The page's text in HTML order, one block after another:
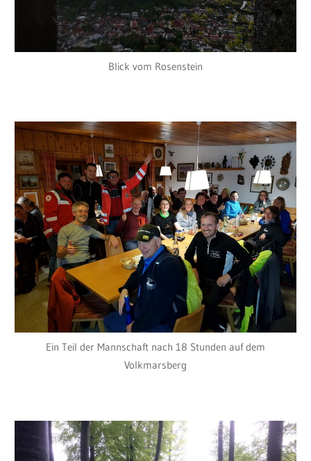
Blick vom Rosenstein
Ein Teil der Mannschaft nach 18 Stunden auf dem
Volkmarsberg